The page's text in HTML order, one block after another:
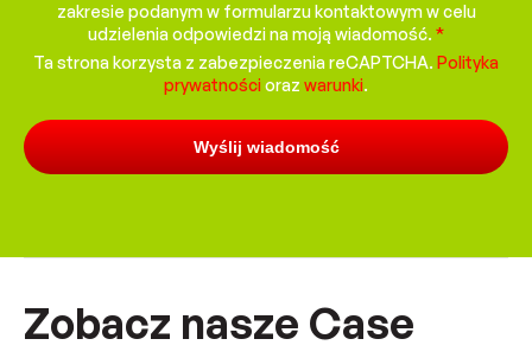
zakresie podanym w formularzu kontaktowym w celu
udzielenia odpowiedzi na moją wiadomość. *
Ta strona korzysta z zabezpieczenia reCAPTCHA. Polityka
prywatnościoraz warunki.
Zobacz nasze Case